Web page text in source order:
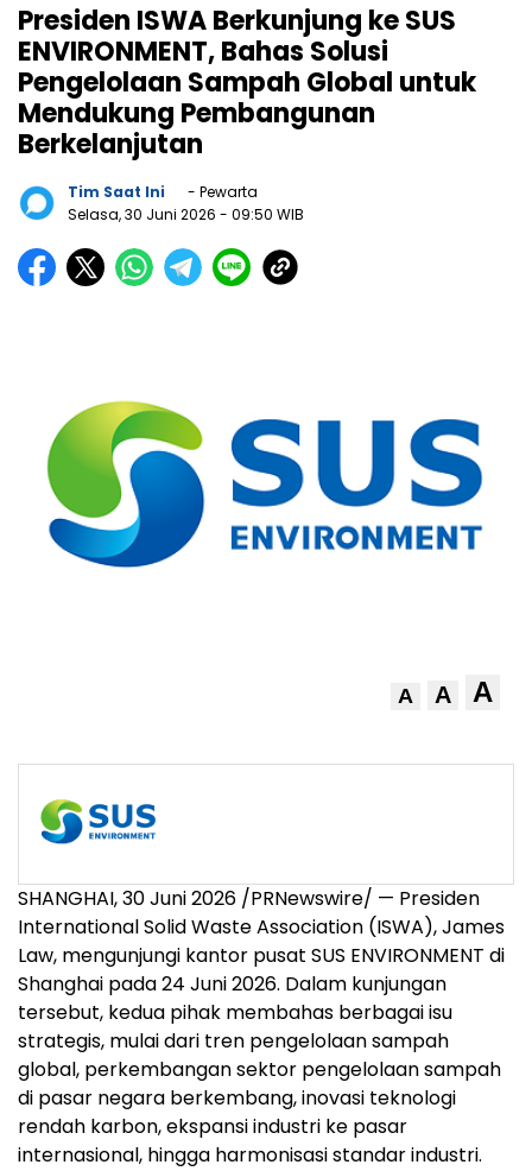
Presiden ISWA Berkunjung ke SUS
ENVIRONMENT, Bahas Solusi
Pengelolaan Sampah Global untuk
Mendukung Pembangunan
Berkelanjutan
Tim Saat Ini
- Pewarta
Selasa, 30 Juni 2026 - 09:50 WIB
A A A
SHANGHAI, 30 Juni 2026 /PRNewswire/ — Presiden
International Solid Waste Association (ISWA), James
Law, mengunjungi kantor pusat SUS ENVIRONMENT di
Shanghai pada 24 Juni 2026. Dalam kunjungan
tersebut, kedua pihak membahas berbagai isu
strategis, mulai dari tren pengelolaan sampah
global, perkembangan sektor pengelolaan sampah
di pasar negara berkembang, inovasi teknologi
rendah karbon, ekspansi industri ke pasar
internasional, hingga harmonisasi standar industri.